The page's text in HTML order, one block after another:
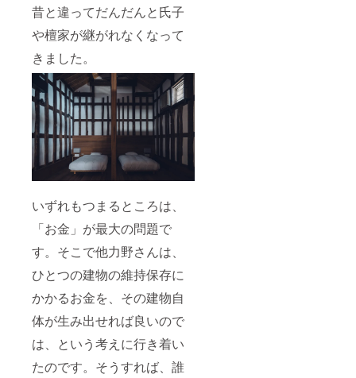
昔と違ってだんだんと氏子
や檀家が継がれなくなって
きました。
いずれもつまるところは、
「お金」が最大の問題で
す。そこで他力野さんは、
ひとつの建物の維持保存に
かかるお金を、その建物自
体が生み出せれば良いので
は、という考えに行き着い
たのです。そうすれば、誰